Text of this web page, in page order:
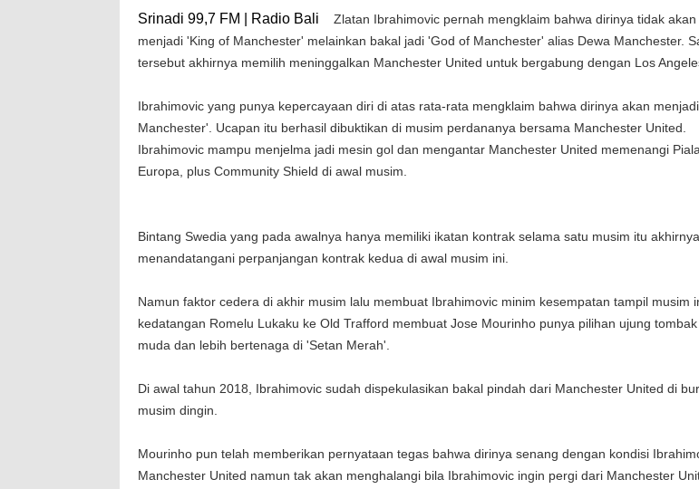
Srinadi 99,7 FM | Radio Bali Zlatan Ibrahimovic pernah mengklaim bahwa dirinya tidak
menjadi 'King of Manchester' melainkan bakal jadi 'God of Manchester' alias Dewa Manchester.
tersebut akhirnya memilih meninggalkan Manchester United untuk bergabung dengan Los
Ibrahimovic yang punya kepercayaan diri di atas rata-rata mengklaim bahwa dirinya akan
Manchester'. Ucapan itu berhasil dibuktikan di musim perdananya bersama Manchester United.
Ibrahimovic mampu menjelma jadi mesin gol dan mengantar Manchester United memenangi
Europa, plus Community Shield di awal musim.
Bintang Swedia yang pada awalnya hanya memiliki ikatan kontrak selama satu musim itu akhirnya
menandatangani perpanjangan kontrak kedua di awal musim ini.
Namun faktor cedera di akhir musim lalu membuat Ibrahimovic minim kesempatan tampil musim
kedatangan Romelu Lukaku ke Old Trafford membuat Jose Mourinho punya pilihan ujung
muda dan lebih bertenaga di 'Setan Merah'.
Di awal tahun 2018, Ibrahimovic sudah dispekulasikan bakal pindah dari Manchester United di
musim dingin.
Mourinho pun telah memberikan pernyataan tegas bahwa dirinya senang dengan kondisi
Manchester United namun tak akan menghalangi bila Ibrahimovic ingin pergi dari Manchester